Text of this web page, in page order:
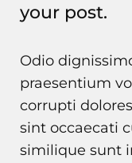
your post.
Odio
praesentium
corrupti
sint occaecati
similique sunt